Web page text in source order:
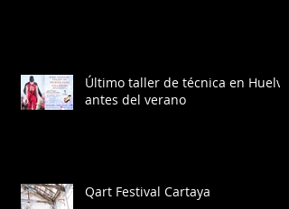
Último taller de técnica en Huelva
antes del verano
Qart Festival Cartaya